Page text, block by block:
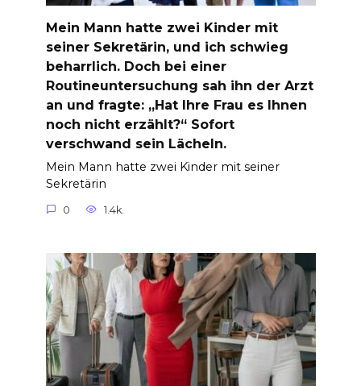
Mein Mann hatte zwei Kinder mit
seiner Sekretärin, und ich schwieg
beharrlich. Doch bei einer
Routineuntersuchung sah ihn der Arzt
an und fragte: „Hat Ihre Frau es Ihnen
noch nicht erzählt?“ Sofort
verschwand sein Lächeln.
Mein Mann hatte zwei Kinder mit seiner
Sekretärin
0 1.4k.